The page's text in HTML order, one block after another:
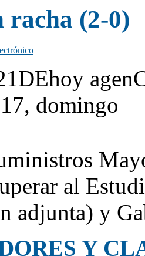
(2-0)
domingo
al
adjunta) y
Y